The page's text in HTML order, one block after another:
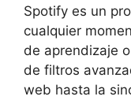
Spotify es un
cualquier
de aprendizaje
de filtros
web hasta la